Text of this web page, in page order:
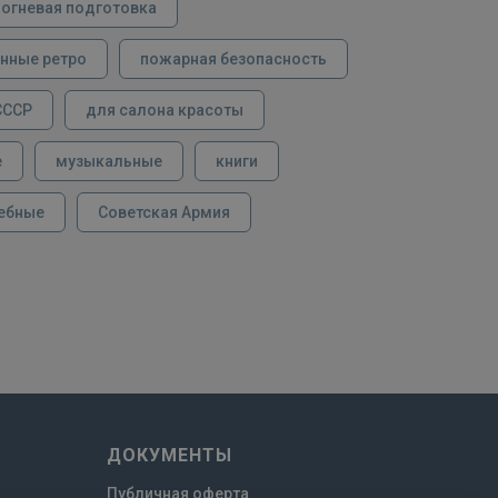
огневая подготовка
ретро пожарная безопасность
для салона красоты
музыкальные книги
Советская Армия
ДОКУМЕНТЫ
Публичная оферта